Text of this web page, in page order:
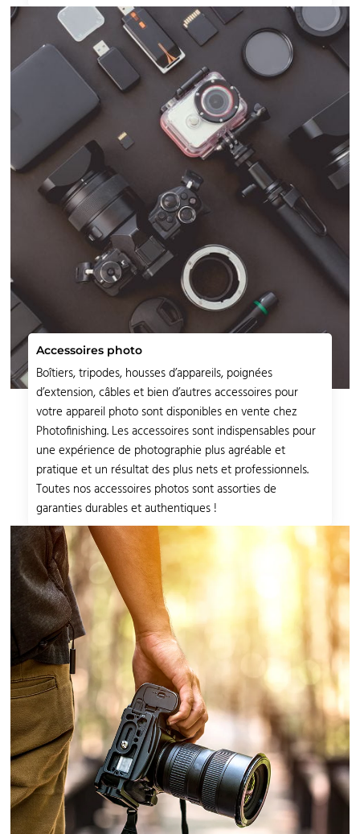
Accessoires photo
Boîtiers, tripodes, housses d’appareils, poignées
d’extension, câbles et bien d’autres accessoires pour
votre appareil photo sont disponibles en vente chez
Photofinishing. Les accessoires sont indispensables pour
une expérience de photographie plus agréable et
pratique et un résultat des plus nets et professionnels.
Toutes nos accessoires photos sont assorties de
garanties durables et authentiques !